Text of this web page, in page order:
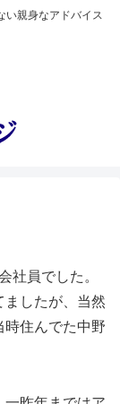
い親身なアドバイス
社員でした。
ましたが、当然
時住んでた中野